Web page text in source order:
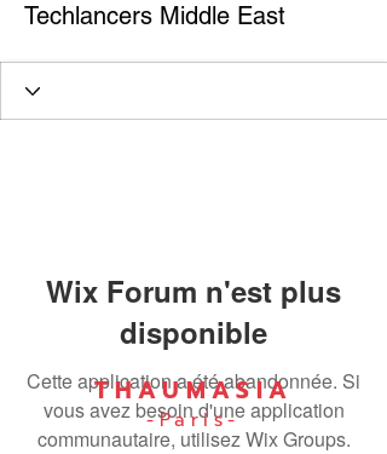
Techlancers Middle East
Wix Forum n'est plus
disponible
Cette application a été abandonnée. Si
vous avez besoin d'une application
communautaire, utilisez Wix Groups.
THAUMASIA
-Paris-